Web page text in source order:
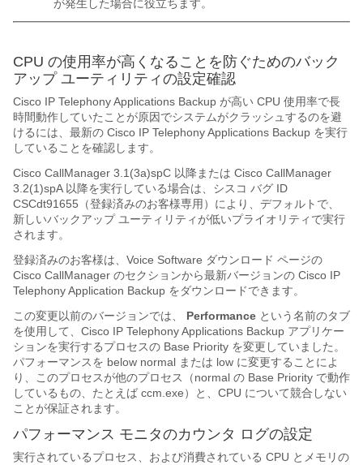
が発生した場合に役立ちます。
CPU の使用率が高くなることを防ぐためのバック
アップ ユーティリティの設定確認
Cisco IP Telephony Applications Backup が高い CPU 使用率で長
時間動作していたことが原因でシステムがクラッシュするのを避
けるには、最新の Cisco IP Telephony Applications Backup を実行
していることを確認します。
Cisco CallManager 3.1(3a)spC 以降または Cisco CallManager
3.2(1)spA 以降を実行している場合は、シスコ バグ ID
CSCdt91655（登録済みのお客様専用）により、デフォルトで、
新しいバックアップ ユーティリティが低いプライオリティで実行
されます。
登録済みのお客様は、Voice Software ダウンロード ページの
Cisco CallManager のセクションから最新バージョンの Cisco IP
Telephony Application Backup をダウンロードできます。
この変更以前のバージョンでは、
Performance という名前のタブ
を使用して、Cisco IP Telephony Applications Backup アプリケー
ションを実行するプロセスの Base Priority を変更していました。
パフォーマンスを below normal または low に変更することによ
り、このプロセスが他のプロセス（normal の Base Priority で動作
しているもの、たとえば ccm.exe）と、CPU について競合しない
ことが保証されます。
パフォーマンス モニタのカウンタ ログの設定
実行されているプロセス、および消費されている CPU とメモリの